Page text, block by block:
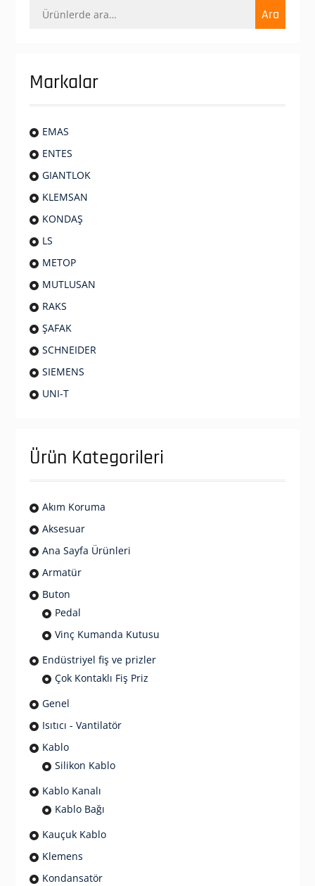
Ara: Ara
Markalar
EMAS
ENTES
GIANTLOK
KLEMSAN
KONDAŞ
LS
METOP
MUTLUSAN
RAKS
ŞAFAK
SCHNEIDER
SIEMENS
UNI-T
Ürün Kategorileri
Akım Koruma
Aksesuar
Ana Sayfa Ürünleri
Armatür
Buton
Pedal
Vinç Kumanda Kutusu
Endüstriyel fiş ve prizler
Çok Kontaklı Fiş Priz
Genel
Isıtıcı - Vantilatör
Kablo
Silikon Kablo
Kablo Kanalı
Kablo Bağı
Kauçuk Kablo
Klemens
Kondansatör